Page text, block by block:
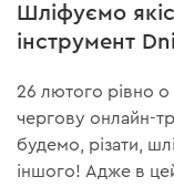
Шліфуємо
інструмент
26 лютого рівно
чергову онлайн-
будемо, різати,
іншого! Адже в